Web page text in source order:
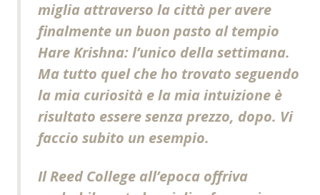
miglia attraverso la città per avere
finalmente un buon pasto al tempio
Hare Krishna: l’unico della settimana.
Ma tutto quel che ho trovato seguendo
la mia curiosità e la mia intuizione è
risultato essere senza prezzo, dopo. Vi
faccio subito un esempio.
Il Reed College all’epoca offriva